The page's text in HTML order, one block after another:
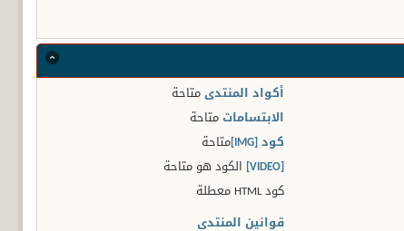
أكواد المنتدىمتاحة
الابتسامات متاحة
كود [IMG]
متاحة
[VIDEO]
الكود هومتاحة
كود HTML
معطلة
قوانين المنتدى